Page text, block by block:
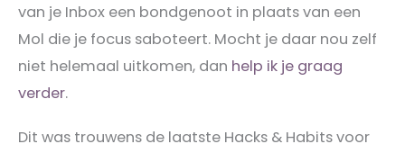
van je Inbox een bondgenoot in plaats van een
Mol die je focus saboteert. Mocht je daar nou zelf
niet helemaal uitkomen, dan help ik je graag
verder.
Dit was trouwens de laatste Hacks & Habits voor